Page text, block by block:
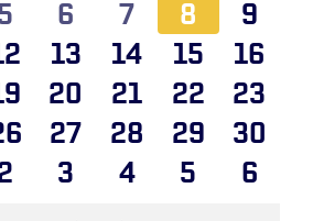
Navigation
evenemang
evenemang
0
evenemang
6
0
evenemang
7
0
8
0
9
0
evenemang
13
0
evenemang
14
0
15
0
16
0
evenemang
20
0
evenemang
21
0
22
0
23
0
evenemang
27
0
evenemang
28
0
29
0
30
0
3
0
4
0
5
0
6